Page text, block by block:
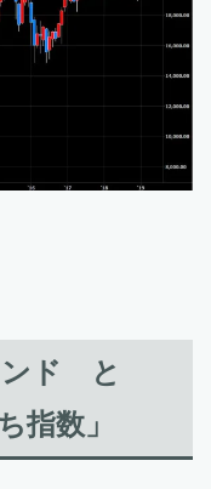
ンド と
指数」